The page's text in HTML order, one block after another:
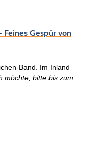
Feines Gespür von
Band. Im Inland
möchte, bitte bis zum